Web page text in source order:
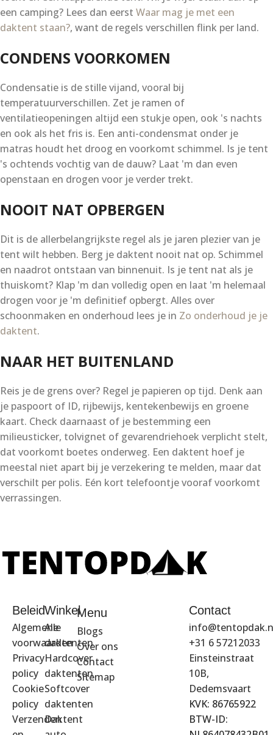
een camping? Lees dan eerst Waar mag je met een
daktent staan?, want de regels verschillen flink per land.
CONDENS VOORKOMEN
Condensatie is de stille vijand, vooral bij
temperatuurverschillen. Zet je ramen of
ventilatieopeningen altijd een stukje open, ook 's nachts
en ook als het fris is. Een anti-condensmat onder je
matras houdt het droog en voorkomt schimmel. Is je tent
's ochtends vochtig van de dauw? Laat 'm dan even
openstaan en drogen voor je verder trekt.
NOOIT NAT OPBERGEN
Dit is de allerbelangrijkste regel als je jaren plezier van je
tent wilt hebben. Berg je daktent nooit nat op. Schimmel
en naadrot ontstaan van binnenuit. Is je tent nat als je
thuiskomt? Klap 'm dan volledig open en laat 'm helemaal
drogen voor je 'm definitief opbergt. Alles over
schoonmaken en onderhoud lees je in Zo onderhoud je je
daktent.
NAAR HET BUITENLAND
Reis je de grens over? Regel je papieren op tijd. Denk aan
je paspoort of ID, rijbewijs, kentekenbewijs en groene
kaart. Check daarnaast of je bestemming een
milieusticker, tolvignet of gevarendriehoek verplicht stelt,
dat voorkomt boetes onderweg. Een daktent hoef je
meestal niet apart bij je verzekering te melden, maar dat
verschilt per polis. Eén kort telefoontje vooraf voorkomt
verrassingen.
Beleid
Algemene
voorwaarden
Privacy
policy
Cookie
policy
Verzenden
Winkel
Alle
daktenten
Hardcover
daktenten
Softcover
daktenten
Daktent
Menu
Blogs
Over ons
Contact
Sitemap
Contact
+31 6 57212033
Einsteinstraat
10B,
Dedemsvaart
KVK: 86765922
BTW-ID: